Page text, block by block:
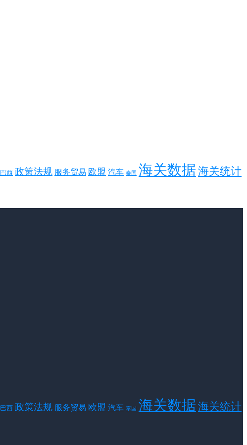
巴西 政策法规 服务贸易 欧盟 汽车 泰国 海关数据 海关统计
巴西 政策法规 服务贸易 欧盟 汽车 泰国 海关数据 海关统计